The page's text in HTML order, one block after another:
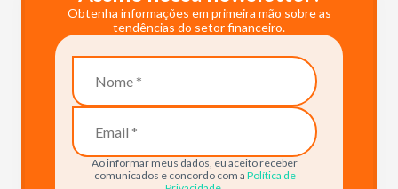
Obtenha informações em primeira mão sobre as
tendências do setor financeiro.
Ao informar meus dados, eu aceito receber
comunicados e concordo com a Política de